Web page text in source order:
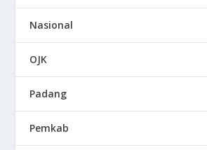
Nasional
OJK
Padang
Pemkab